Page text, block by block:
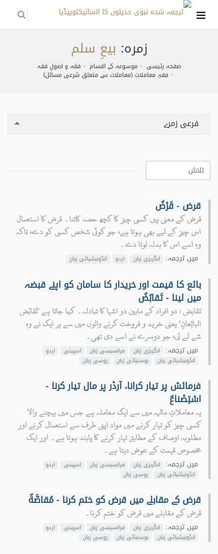
زمره: بیعِ سلم
صفحہ رئیسی موسوعہ کے اقسام
فقہ و اصولِ فقہ
فقہِ معاملات (معاملات سے متعلق شرعی مسائل)
فرعی زمرے
قرض - قَرْضٌ
قرض کے معنی ہیں کسی چیز کا کچھ حصہ کاٹنا۔ قرض کا استعمال
اس چیز کے لیے بھی ہوتا ہے، جو کوئی شخص کسی کو دے، تاکہ
وہ اسے اس کا بدلہ لوٹا دے۔
میں ترجمہ: انگریزی زبان اردو انڈونیشیائی زبان
بائع کا قیمت اور خریدار کا سامان کو اپنے قبضہ
میں لینا - تَقابُضٌ
تقابض : دو افراد کے مابین دو اشیا کا تبادلہ۔ کہا جاتا ہے "تَقابَض
البائِعانِ" یعنی خرید و فروخت کرنے والوں میں سے ہر ایک نے وہ
شے لے لی، جو دوسرے نے اسے دی تھی۔
میں ترجمہ: انگریزی زبان فرانسیسی زبان اسپینی
اردو
انڈونیشیائی زبان
بوسنیائی زبان روسی زبان
فرمائش پر تیار کرانا، آرڈر پر مال تیار کرنا -
اسْتِصْناعٌ
یہ معاملاتِ مالیہ میں سے ایک معاملہ ہے جس میں بیچنے والا
کسی چیز کو تیار کرنے میں مواد اپنی طرف سے استعمال کرنے اور
مطلوبہ اوصاف کے مطابق تیار کرنے کا پابند ہوتا ہے۔ اور ایک
مخصوص قیمت کے عوض دیتا ہے۔
میں ترجمہ: انگریزی زبان فرانسیسی زبان اسپینی
اردو
انڈونیشیائی زبان
روسی زبان
قرض کے مقابلے میں قرض کو ختم کرنا - مُقاصَّةٌ
قرض کے مقابلے میں قرض کو ختم کرنا۔
میں ترجمہ: انگریزی زبان فرانسیسی زبان اسپینی
اردو
انڈونیشیائی زبان
بوسنیائی زبان روسی زبان